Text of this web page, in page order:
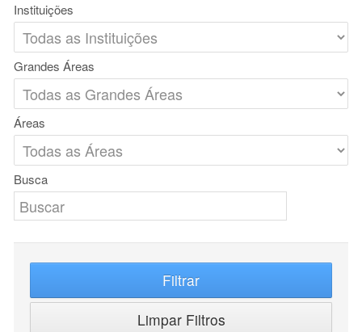
Instituições
Grandes Áreas
Áreas
Busca
Filtrar
Limpar Filtros